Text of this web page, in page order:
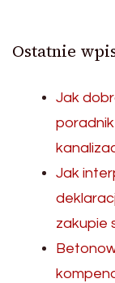
Ostatnie
Jak
Jak
zakupie